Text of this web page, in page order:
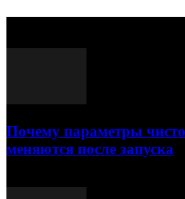
Почему параметры
меняются после запуска